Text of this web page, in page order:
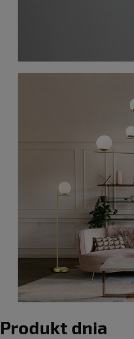
Produkt dnia